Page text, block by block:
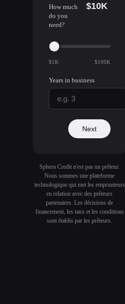
How much
do you
need?
$10K
$1K $100K
Years in business
Next
Sphera Credit n'est pas un prêteur.
Nous sommes une plateforme
technologique qui met les emprunteurs
en relation avec des prêteurs
partenaires. Les décisions de
financement, les taux et les conditions
sont établis par les prêteurs.